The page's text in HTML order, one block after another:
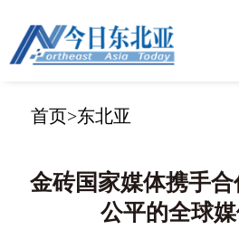
首页>东北亚
金砖国家媒体携手
公平的全球